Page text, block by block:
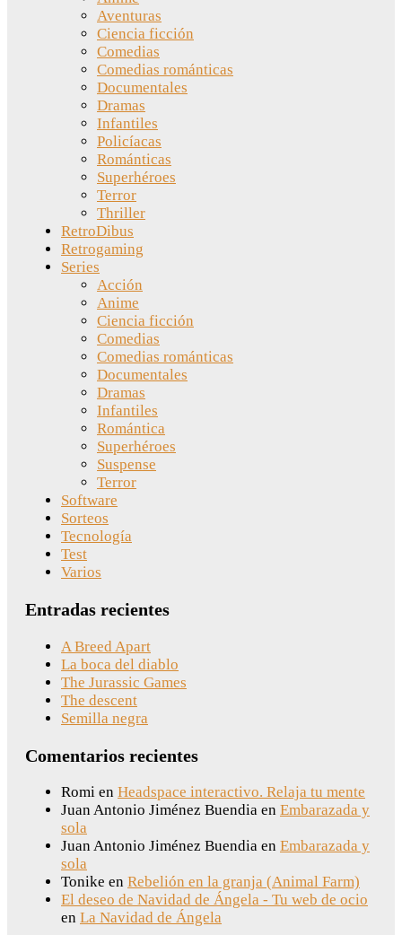
Aventuras
Ciencia ficción
Comedias
Comedias románticas
Documentales
Dramas
Infantiles
Policíacas
Románticas
Superhéroes
Terror
Thriller
RetroDibus
Retrogaming
Series
Acción
Anime
Ciencia ficción
Comedias
Comedias románticas
Documentales
Dramas
Infantiles
Romántica
Superhéroes
Suspense
Terror
Software
Sorteos
Tecnología
Test
Varios
Entradas recientes
A Breed Apart
La boca del diablo
The Jurassic Games
The descent
Semilla negra
Comentarios recientes
Romi en Headspace interactivo. Relaja tu mente
Juan Antonio Jiménez Buendia en Embarazada y
sola
Juan Antonio Jiménez Buendia en Embarazada y
sola
Tonike en Rebelión en la granja (Animal Farm)
El deseo de Navidad de Ángela - Tu web de ocio
en La Navidad de Ángela